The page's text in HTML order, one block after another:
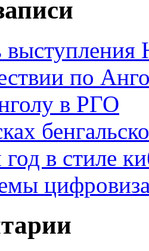
по
в РГО
в стиле